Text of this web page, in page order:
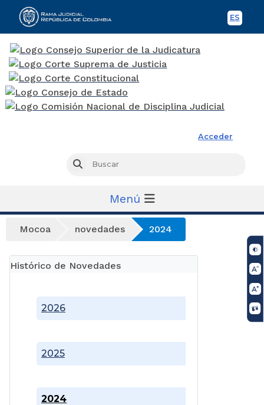
ES
Acceder
Buscar
Menú
Mocoa novedades 2024
Histórico de Novedades
2024
2025
2026